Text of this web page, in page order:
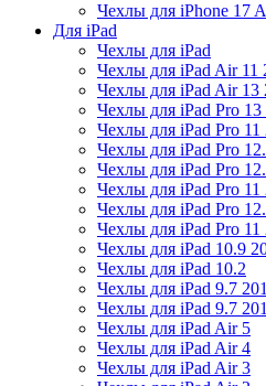
Чехлы для iPhone 17
Для iPad
Чехлы для iPad
Чехлы для iPad Air 11
Чехлы для iPad Air 13
Чехлы для iPad Pro 13
Чехлы для iPad Pro 11
Чехлы для iPad Pro
Чехлы для iPad Pro
Чехлы для iPad Pro 11
Чехлы для iPad Pro
Чехлы для iPad Pro 11
Чехлы для iPad 10.9
Чехлы для iPad 10.2
Чехлы для iPad 9.7
Чехлы для iPad 9.7
Чехлы для iPad Air 5
Чехлы для iPad Air 4
Чехлы для iPad Air 3